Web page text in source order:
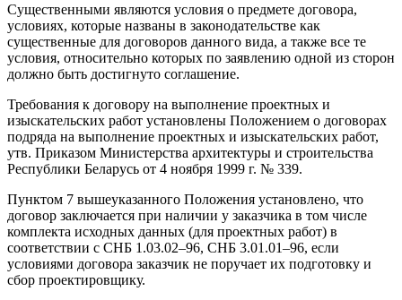
Существенными являются условия о предмете договора,
условиях, которые названы в законодательстве как
существенные для договоров данного вида, а также все те
условия, относительно которых по заявлению одной из сторон
должно быть достигнуто соглашение.
Требования к договору на выполнение проектных и
изыскательских работ установлены Положением о договорах
подряда на выполнение проектных и изыскательских работ,
утв. Приказом Министерства архитектуры и строительства
Республики Беларусь от 4 ноября 1999 г. № 339.
Пунктом 7 вышеуказанного Положения установлено, что
договор заключается при наличии у заказчика в том числе
комплекта исходных данных (для проектных работ) в
соответствии с СНБ 1.03.02–96, СНБ 3.01.01–96, если
условиями договора заказчик не поручает их подготовку и
сбор проектировщику.